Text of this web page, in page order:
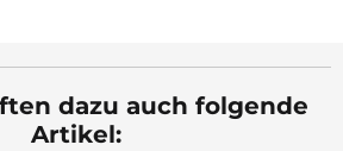
dazu auch folgende
Artikel: